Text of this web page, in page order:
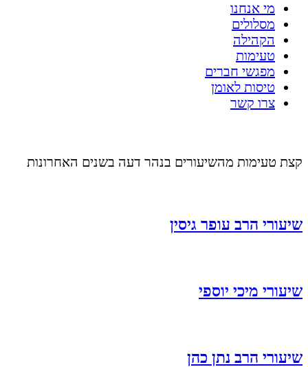
מי אנחנו
מסלולים
הקהילה
טעימות
מפגשי חברים
טיסות לאומן
צרו קשר
קצת טעימות מהשיעורים בנהר דעה בשנים האחרונות
שיעורי הרב עופר גיסין
שיעורי מיכי יוספי
שיעורי הרב נתן כהן